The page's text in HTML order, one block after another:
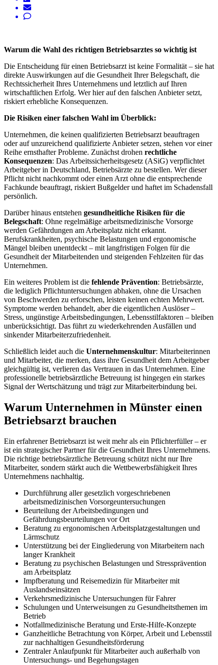
Warum die Wahl des richtigen Betriebsarztes so wichtig ist
Die Entscheidung für einen Betriebsarzt ist keine Formalität – sie hat
direkte Auswirkungen auf die Gesundheit Ihrer Belegschaft, die
Rechtssicherheit Ihres Unternehmens und letztlich auf Ihren
wirtschaftlichen Erfolg. Wer hier auf den falschen Anbieter setzt,
riskiert erhebliche Konsequenzen.
Die Risiken einer falschen Wahl im Überblick:
Unternehmen, die keinen qualifizierten Betriebsarzt beauftragen
oder auf unzureichend qualifizierte Anbieter setzen, stehen vor einer
Reihe ernsthafter Probleme. Zunächst drohen rechtliche
Konsequenzen: Das Arbeitssicherheitsgesetz (ASiG) verpflichtet
Arbeitgeber in Deutschland, Betriebsärzte zu bestellen. Wer dieser
Pflicht nicht nachkommt oder einen Arzt ohne die entsprechende
Fachkunde beauftragt, riskiert Bußgelder und haftet im Schadensfall
persönlich.
Darüber hinaus entstehen gesundheitliche Risiken für die
Belegschaft: Ohne regelmäßige arbeitsmedizinische Vorsorge
werden Gefährdungen am Arbeitsplatz nicht erkannt.
Berufskrankheiten, psychische Belastungen und ergonomische
Mängel bleiben unentdeckt – mit langfristigen Folgen für die
Gesundheit der Mitarbeitenden und steigenden Fehlzeiten für das
Unternehmen.
Ein weiteres Problem ist die fehlende Prävention: Betriebsärzte,
die lediglich Pflichtuntersuchungen abhaken, ohne die Ursachen
von Beschwerden zu erforschen, leisten keinen echten Mehrwert.
Symptome werden behandelt, aber die eigentlichen Auslöser –
Stress, ungünstige Arbeitsbedingungen, Lebensstilfaktoren – bleiben
unberücksichtigt. Das führt zu wiederkehrenden Ausfällen und
sinkender Mitarbeiterzufriedenheit.
Schließlich leidet auch die Unternehmenskultur: Mitarbeiterinnen
und Mitarbeiter, die merken, dass ihre Gesundheit dem Arbeitgeber
gleichgültig ist, verlieren das Vertrauen in das Unternehmen. Eine
professionelle betriebsärztliche Betreuung ist hingegen ein starkes
Signal der Wertschätzung und trägt zur Mitarbeiterbindung bei.
Warum Unternehmen in Münster einen
Betriebsarzt brauchen
Ein erfahrener Betriebsarzt ist weit mehr als ein Pflichterfüller – er
ist ein strategischer Partner für die Gesundheit Ihres Unternehmens.
Die richtige betriebsärztliche Betreuung schützt nicht nur Ihre
Mitarbeiter, sondern stärkt auch die Wettbewerbsfähigkeit Ihres
Unternehmens nachhaltig.
Durchführung aller gesetzlich vorgeschriebenen
arbeitsmedizinischen Vorsorgeuntersuchungen
Beurteilung der Arbeitsbedingungen und
Gefährdungsbeurteilungen vor Ort
Beratung zu ergonomischen Arbeitsplatzgestaltungen und
Lärmschutz
Unterstützung bei der Eingliederung von Mitarbeitern nach
langer Krankheit
Beratung zu psychischen Belastungen und Stressprävention
am Arbeitsplatz
Impfberatung und Reisemedizin für Mitarbeiter mit
Auslandseinsätzen
Verkehrsmedizinische Untersuchungen für Fahrer
Schulungen und Unterweisungen zu Gesundheitsthemen im
Betrieb
Notfallmedizinische Beratung und Erste-Hilfe-Konzepte
Ganzheitliche Betrachtung von Körper, Arbeit und Lebensstil
zur nachhaltigen Gesundheitsförderung
Zentraler Anlaufpunkt für Mitarbeiter auch außerhalb von
Untersuchungs- und Begehungstagen